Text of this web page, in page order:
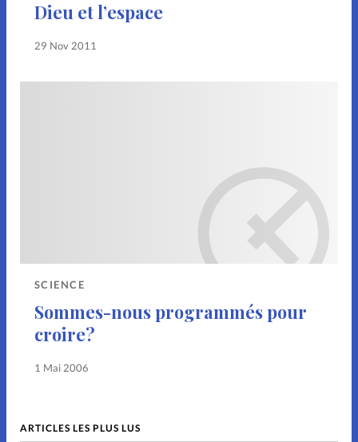
Dieu et l’espace
29 Nov 2011
SCIENCE
Sommes-nous programmés pour
croire?
1 Mai 2006
ARTICLES LES PLUS LUS